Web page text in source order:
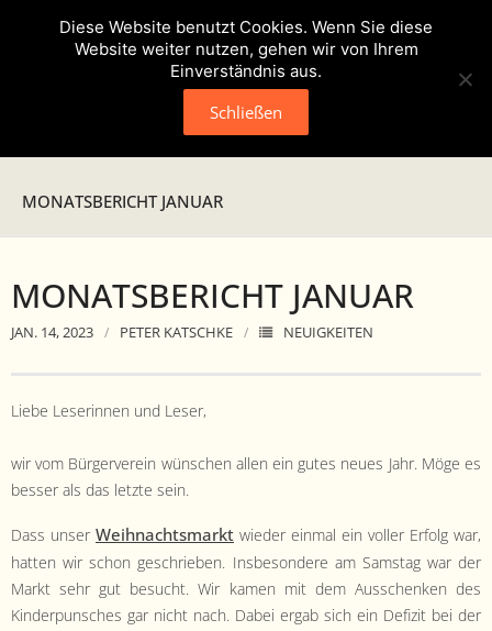
Veranstaltungen
Verein
- Satzung
- Mitglied werden
- Flyer
MONATSBERICHT JANUAR
MONATSBERICHT JANUAR
JAN. 14, 2023 PETER KATSCHKE NEUIGKEITEN
Liebe Leserin­nen und Leser,
wir vom Bürg­ervere­in wün­schen allen ein gutes neues Jahr. Möge es
bess­er als das let­zte sein.
Dass unser Wei­h­nachts­markt wieder ein­mal ein voller Erfolg war,
hat­ten wir schon geschrieben. Ins­beson­dere am Sam­stag war der
Markt sehr gut besucht. Wir kamen mit dem Auss­chenken des
Kinder­pun­sches gar nicht nach. Dabei ergab sich ein Defiz­it bei der
Diese Website benutzt Cookies. Wenn Sie diese
Website weiter nutzen, gehen wir von Ihrem
Einverständnis aus.
Schließen